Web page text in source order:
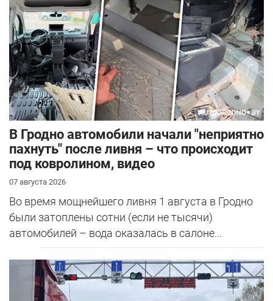
В Гродно автомобили начали "неприятно
пахнуть" после ливня – что происходит
под ковролином, видео
07 августа 2026
Во время мощнейшего ливня 1 августа в Гродно
были затоплены сотни (если не тысячи)
автомобилей – вода оказалась в салоне...